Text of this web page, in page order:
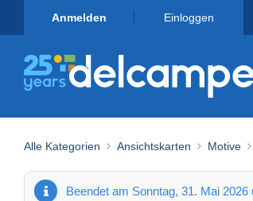
Anmelden Einloggen
Alle Kategorien Ansichtskarten Motive
Beendet am Sonntag, 31. Mai 2026